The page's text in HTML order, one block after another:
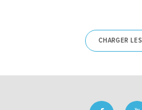
CHARGER